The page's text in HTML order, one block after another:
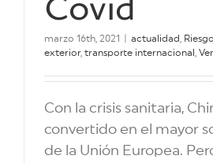
Covid
marzo 16th, 2021 actualidad
exterior, transporte internacional
Con la crisis sanitaria,
convertido en el mayor
de la Unión Europea.